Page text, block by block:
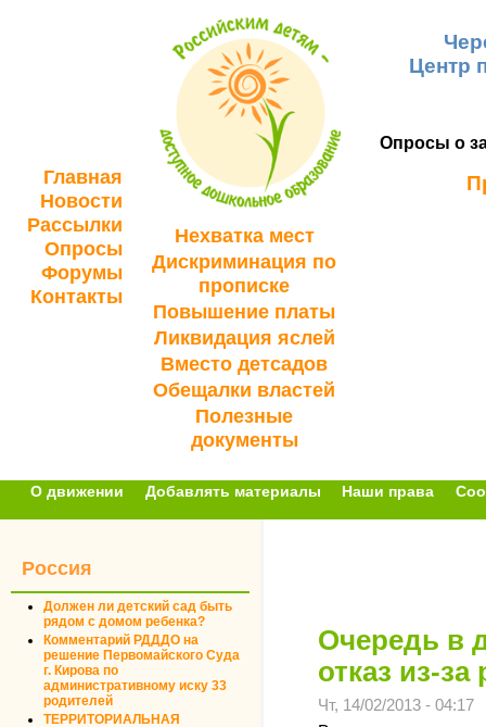
Главная
Новости
Рассылки
Опросы
Форумы
Контакты
Нехватка мест
Дискриминация по
прописке
Повышение платы
Ликвидация яслей
Вместо детсадов
Обещалки властей
Полезные
документы
Центр
Опросы о
О движении Добавлять материалы Наши права
Россия
Должен ли детский сад быть
рядом с домом ребенка?
Комментарий РДДДО на
решение Первомайского Суда
г. Кирова по
административному иску 33
родителей
ТЕРРИТОРИАЛЬНАЯ
Очередь в
отказ из-за
Чт, 14/02/2013 - 04:17